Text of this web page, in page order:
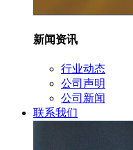
新闻资讯
行业动态
公司声明
公司新闻
联系我们